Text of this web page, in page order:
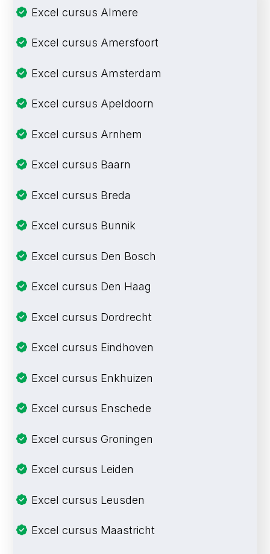
Excel cursus Almere
Excel cursus Amersfoort
Excel cursus Amsterdam
Excel cursus Apeldoorn
Excel cursus Arnhem
Excel cursus Baarn
Excel cursus Breda
Excel cursus Bunnik
Excel cursus Den Bosch
Excel cursus Den Haag
Excel cursus Dordrecht
Excel cursus Eindhoven
Excel cursus Enkhuizen
Excel cursus Enschede
Excel cursus Groningen
Excel cursus Leiden
Excel cursus Leusden
Excel cursus Maastricht